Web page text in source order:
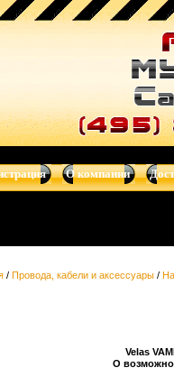
подключения
от Clarion, Mystery,
О компании
/ Провода, кабели и аксессуары /
Velas
О